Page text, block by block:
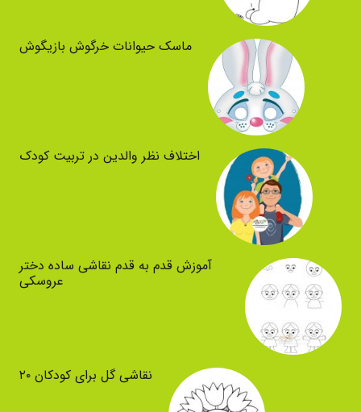
ماسک حیوانات خرگوش بازیگوش
اختلاف نظر والدین در تربیت کودک
آموزش قدم به قدم نقاشی ساده دختر
عروسکی
نقاشی گل برای کودکان ۲۰